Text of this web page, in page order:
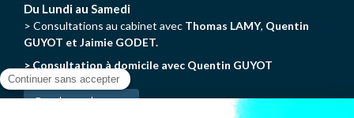
Du Lundi au Samedi
> Consultations au cabinet avec Thomas LAMY, Quentin
GUYOT et Jaimie GODET.
> Consultation à domicile avec Quentin GUYOT
Prendre rendez-vous